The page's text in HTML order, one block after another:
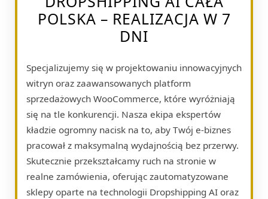
POLSKA – REALIZACJA W 7
DNI
Specjalizujemy się w projektowaniu innowacyjnych
witryn oraz zaawansowanych platform
sprzedażowych WooCommerce, które wyróżniają
się na tle konkurencji. Nasza ekipa ekspertów
kładzie ogromny nacisk na to, aby Twój e-biznes
pracował z maksymalną wydajnością bez przerwy.
Skutecznie przekształcamy ruch na stronie w
realne zamówienia, oferując zautomatyzowane
sklepy oparte na technologii Dropshipping AI oraz